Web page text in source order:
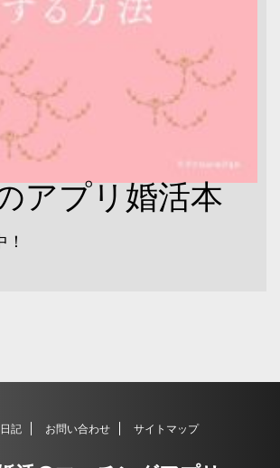
アプリ婚活本
記 お問い合わせ サイトマップ